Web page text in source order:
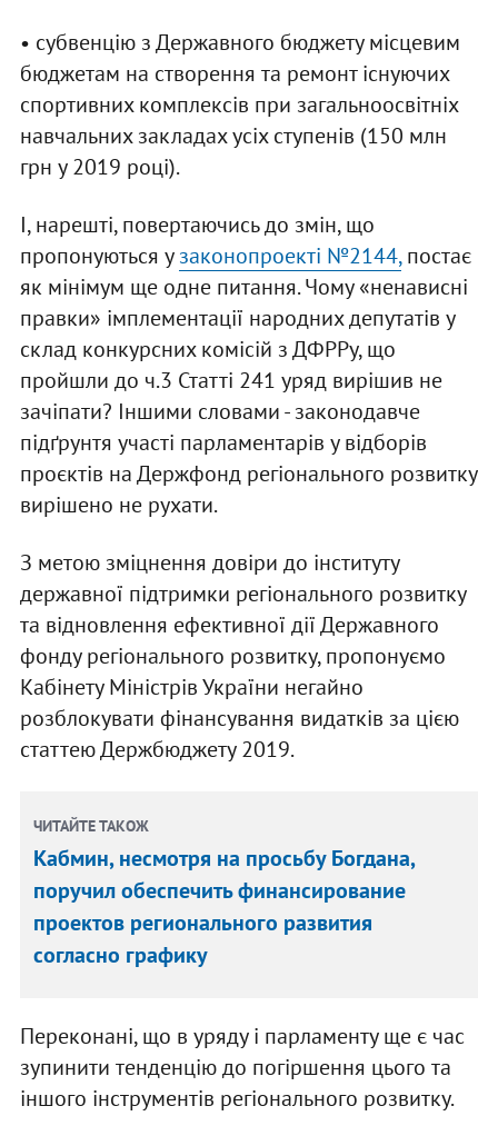
• субвенцію з Державного бюджету місцевим
бюджетам на створення та ремонт існуючих
спортивних комплексів при загальноосвітніх
навчальних закладах усіх ступенів (150 млн
грн у 2019 році).
І, нарешті, повертаючись до змін, що
пропонуються узаконопроекті №2144,постає
як мінімум ще одне питання. Чому «ненависні
правки» імплементації народних депутатів у
склад конкурсних комісій з ДФРРу, що
пройшли до ч.3 Статті 241 уряд вирішив не
зачіпати? Іншими словами - законодавче
підґрунтя участі парламентарів у відборів
проєктів на Держфонд регіонального розвитку
вирішено не рухати.
З метою зміцнення довіри до інституту
державної підтримки регіонального розвитку
та відновлення ефективної дії Державного
фонду регіонального розвитку, пропонуємо
Кабінету Міністрів України негайно
розблокувати фінансування видатків за цією
статтею Держбюджету 2019.
ЧИТАЙТЕ ТАКОЖ
Кабмин, несмотря на просьбу Богдана,
поручил обеспечить финансирование
проектов регионального развития
согласно графику
Переконані, що в уряду і парламенту ще є час
зупинити тенденцію до погіршення цього та
іншого інструментів регіонального розвитку.